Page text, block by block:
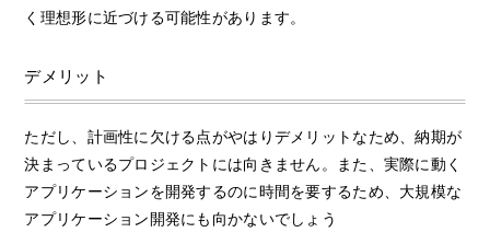
く理想形に近づける可能性があります。
デメリット
ただし、計画性に欠ける点がやはりデメリットなため、納期が
決まっているプロジェクトには向きません。また、実際に動く
アプリケーションを開発するのに時間を要するため、大規模な
アプリケーション開発にも向かないでしょう